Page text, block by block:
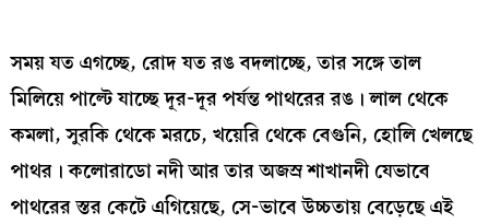
সময় যত এগচ্ছে, রোদ যত রঙ বদলাচ্ছে, তার সঙ্গে তাল
মিলিয়ে পাল্টে যাচ্ছে দূর-দূর পর্যন্ত পাথরের রঙ। লাল থেকে
কমলা, সুরকি থেকে মরচে, খয়েরি থেকে বেগুনি, হোলি খেলছে
পাথর। কলোরাডো নদী আর তার অজস্র শাখানদী যেভাবে
পাথরের স্তর কেটে এগিয়েছে, সে-ভাবে উচ্চতায় বেড়েছে এই